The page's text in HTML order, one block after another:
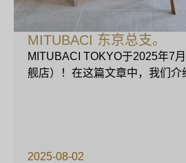
MITUBACI 东京总支。
2025-08-02
MITUBACI TOKYO于2025年7
舰店）！在这篇文章中，我们